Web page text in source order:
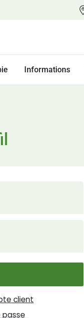
Informations
client
passe